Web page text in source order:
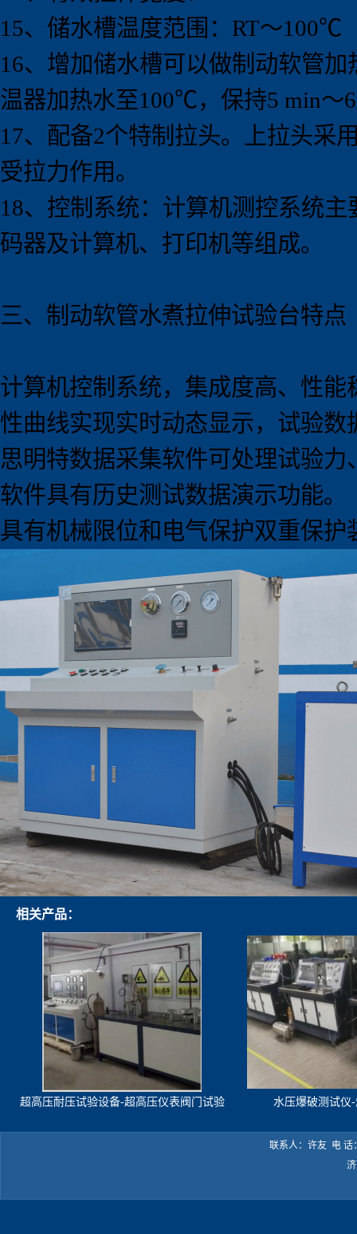
15、储水槽温度范围：RT～100℃
16、增加储水槽可以做制动软管
温器加热水至100℃，保持5 min～
17、配备2个特制拉头。上拉头采
受拉力作用。
18、控制系统：计算机测控系统
码器及计算机、打印机等组成。
三、制动软管水煮拉伸试验台特点
计算机控制系统，集成度高、性
性曲线实现实时动态显示，试验
思明特数据采集软件可处理试验
软件具有历史测试数据演示功能。
具有机械限位和电气保护双重保
相关产品：
超高压耐压试验设备-超高压仪表阀门试验
水压爆破测试仪
联系人：许友 电 话